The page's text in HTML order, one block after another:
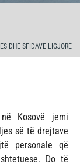
DHE SFIDAVE LIGJORE
Kosovë jemi
së të drejtave
personale që
Do të